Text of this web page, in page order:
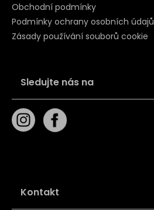
Obchodní podmínky
Podmínky ochrany osobních údajů
Zásady používání souborů cookie
Sledujte nás na
Kontakt